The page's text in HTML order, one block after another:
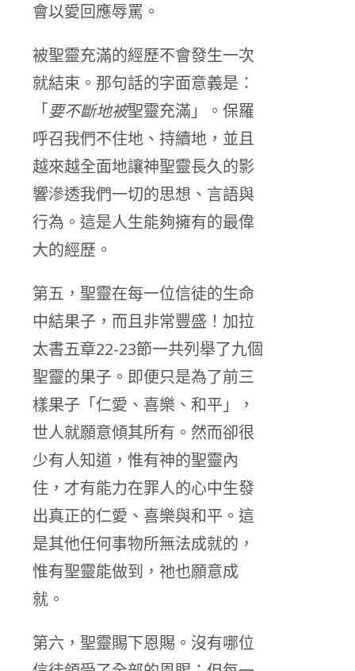
會以愛回應辱罵。
被聖靈充滿的經歷不會發生一次
就結束。那句話的字面意義是：
「要不斷地被聖靈充滿」。保羅
呼召我們不住地、持續地，並且
越來越全面地讓神聖靈長久的影
響滲透我們一切的思想、言語與
行為。這是人生能夠擁有的最偉
大的經歷。
第五，聖靈在每一位信徒的生命
中結果子，而且非常豐盛！加拉
太書五章22-23節一共列舉了九個
聖靈的果子。即便只是為了前三
樣果子「仁愛、喜樂、和平」，
世人就願意傾其所有。然而卻很
少有人知道，惟有神的聖靈內
住，才有能力在罪人的心中生發
出真正的仁愛、喜樂與和平。這
是其他任何事物所無法成就的，
惟有聖靈能做到，祂也願意成
就。
第六，聖靈賜下恩賜。沒有哪位